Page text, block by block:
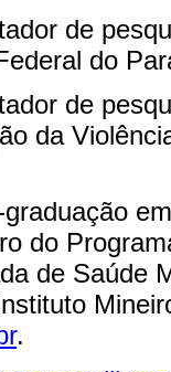
de
do
de
da
do
de Saúde
.